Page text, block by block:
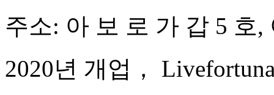
주소: 아 보 로 가 갑 5 호,
2020년 개업，